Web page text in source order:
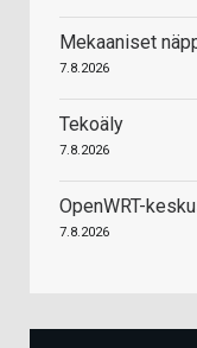
Mekaaniset
7.8.2026
Tekoäly
7.8.2026
OpenWRT-
7.8.2026